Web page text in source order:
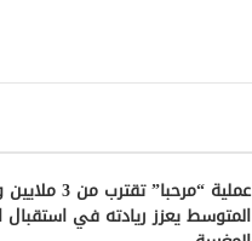
عملية “مرحبا”
المتوسط يعزز ريادته في استقبال